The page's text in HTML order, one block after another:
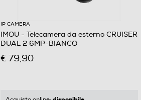
IP CAMERA
IMOU - Telecamera da esterno CRUISER
DUAL 2 6MP-BIANCO
€ 79,90